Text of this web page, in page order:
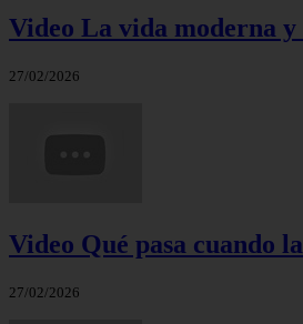
Video La vida moderna
27/02/2026
Video Qué pasa cuando
27/02/2026